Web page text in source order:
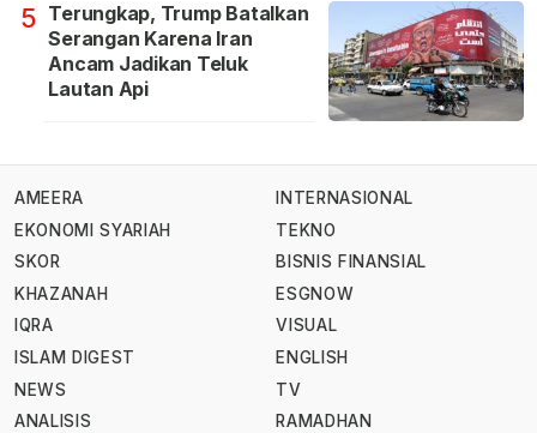
5 Terungkap, Trump Batalkan
Serangan Karena Iran
Ancam Jadikan Teluk
Lautan Api
AMEERA
EKONOMI SYARIAH
SKOR
KHAZANAH
IQRA
ISLAM DIGEST
NEWS
ANALISIS
INTERNASIONAL
TEKNO
BISNIS FINANSIAL
ESGNOW
VISUAL
ENGLISH
TV
RAMADHAN